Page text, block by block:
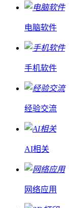
电脑软件
手机软件
经验交流
AI相关
网络应用